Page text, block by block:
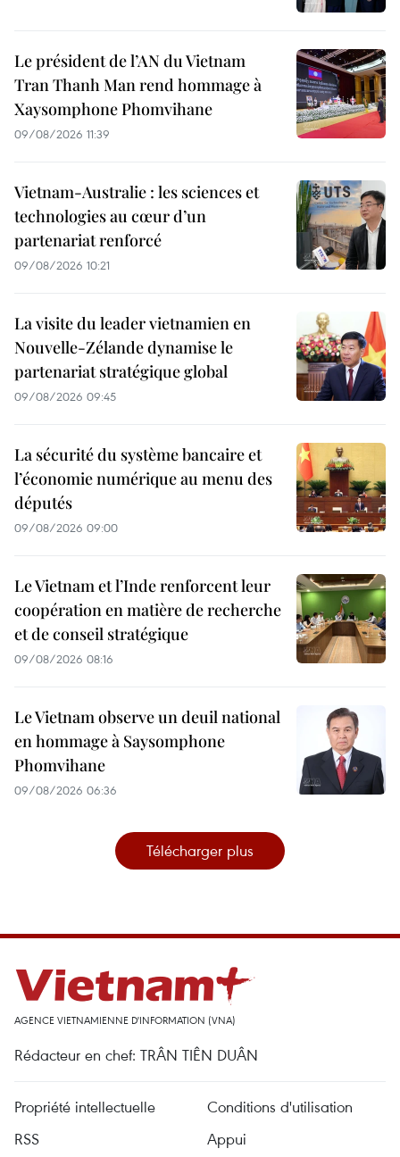
Le président de l’AN du Vietnam
Tran Thanh Man rend hommage à
Xaysomphone Phomvihane
09/08/2026 11:39
Vietnam-Australie : les sciences et
technologies au cœur d’un
partenariat renforcé
09/08/2026 10:21
La visite du leader vietnamien en
Nouvelle-Zélande dynamise le
partenariat stratégique global
09/08/2026 09:45
La sécurité du système bancaire et
l’économie numérique au menu des
députés
09/08/2026 09:00
Le Vietnam et l’Inde renforcent leur
coopération en matière de recherche
et de conseil stratégique
09/08/2026 08:16
Le Vietnam observe un deuil national
en hommage à Saysomphone
Phomvihane
09/08/2026 06:36
Télécharger plus
AGENCE VIETNAMIENNE D'INFORMATION (VNA)
Rédacteur en chef: TRÂN TIÊN DUÂN
Propriété intellectuelle
Conditions d'utilisation
RSS
Appui